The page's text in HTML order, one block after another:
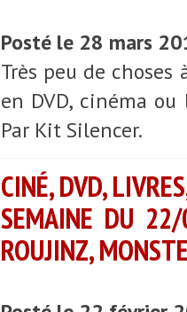
Posté le 28 mars
Très peu de
en DVD, cinéma
Par Kit Silencer.
CINÉ, DVD,
SEMAINE DU
ROUJINZ,